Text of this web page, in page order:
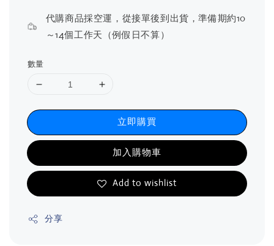
代購商品採空運，從接單後到出貨，準備期約10
～14個工作天（例假日不算）
數量
立即購買
加入購物車
Add to wishlist
分享